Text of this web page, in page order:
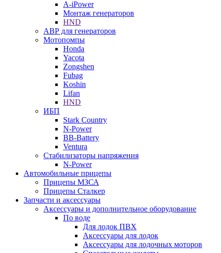
A-iPower
Монтаж генераторов
HND
АВР для генераторов
Мотопомпы
Honda
Yacota
Zongshen
Fubag
Koshin
Lifan
HND
ИБП
Stark Country
N-Power
BB-Battery
Ventura
Стабилизаторы напряжения
N-Power
Автомобильные прицепы
Прицепы МЗСА
Прицепы Сталкер
Запчасти и аксессуары
Аксессуары и дополнительное оборудование
По воде
Для лодок ПВХ
Аксессуары для лодок
Аксессуары для лодочных моторов